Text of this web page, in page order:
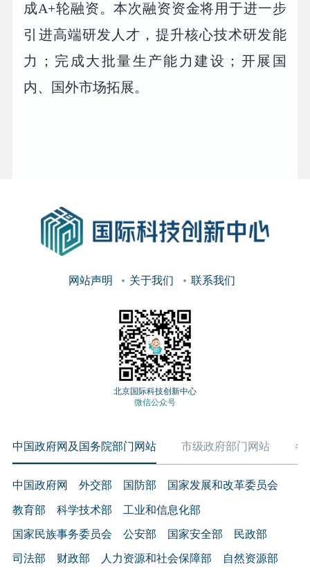
成A+轮融资。本次融资资金将用于进一步
引进高端研发人才，提升核心技术研发能
力；完成大批量生产能力建设；开展国
内、国外市场拓展。
网站声明 关于我们 联系我们
北京国际科技创新中心
微信公众号
中国政府网及国务院部门网站 市级政府部门网站 各
中国政府网 外交部 国防部 国家发展和改革委员会
教育部 科学技术部 工业和信息化部
国家民族事务委员会 公安部 国家安全部 民政部
司法部 财政部 人力资源和社会保障部 自然资源部